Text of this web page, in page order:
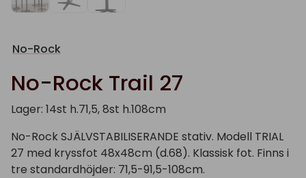
No-Rock
No-Rock Trail 27
Lager: 14st h.71,5, 8st h.108cm
No-Rock SJÄLVSTABILISERANDE stativ. Modell TRIAL
27 med kryssfot 48x48cm (d.68). Klassisk fot. Finns i
tre standardhöjder: 71,5-91,5-108cm.